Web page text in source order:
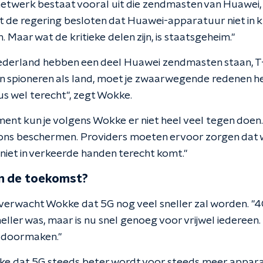
bestaat vooral uit die zendmasten van
de regering besloten dat Huawei-apparatuur niet in
Maar wat de kritieke delen zijn, is staatsgeheim."
hebben een deel Huawei zendmasten staan,
spioneren als land, moet je zwaarwegende redenen
wel terecht", zegt Wokke.
kun je volgens Wokke er niet heel veel tegen
beschermen. Providers moeten ervoor zorgen dat
in verkeerde handen terecht komt."
de toekomst?
Wokke dat 5G nog veel sneller zal worden.
was, maar is nu snel genoeg voor vrijwel